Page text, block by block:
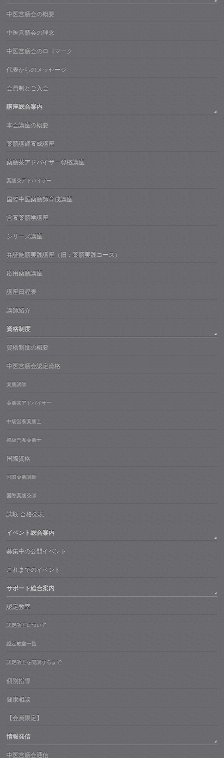
中医営膳会の概要
中医営膳会の理念
中医営膳会のロゴマーク
代表からのメッセージ
会員制とご入会
講座総合案内
本会講座の概要
薬膳講師養成講座
薬膳茶アドバイザー資格講座
薬膳茶アドバイザー
国際中医薬膳師育成講座
営養薬膳学講座
シリーズ講座
弁証施膳実践講座（旧：薬膳実践コース）
応用薬膳講座
講座日程表
講師紹介
資格制度
資格制度の概要
中医営膳会認定資格
薬膳講師
薬膳茶アドバイザー
中級営養薬膳士
初級営養薬膳士
国際資格
国際薬膳講師
国際薬膳茶師
試験 合格発表
イベント総合案内
募集中の公開イベント
これまでのイベント
サポート総合案内
認定教室
認定教室について
認定教室一覧
認定教室を開講するまで
個別指導
健康相談
【会員限定】
情報発信
中医営膳会通信